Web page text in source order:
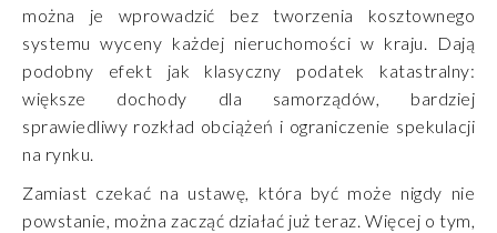
można je wprowadzić bez tworzenia kosztownego
systemu wyceny każdej nieruchomości w kraju. Dają
podobny efekt jak klasyczny podatek katastralny:
większe dochody dla samorządów, bardziej
sprawiedliwy rozkład obciążeń i ograniczenie spekulacji
na rynku.
Zamiast czekać na ustawę, która być może nigdy nie
powstanie, można zacząć działać już teraz. Więcej o tym,